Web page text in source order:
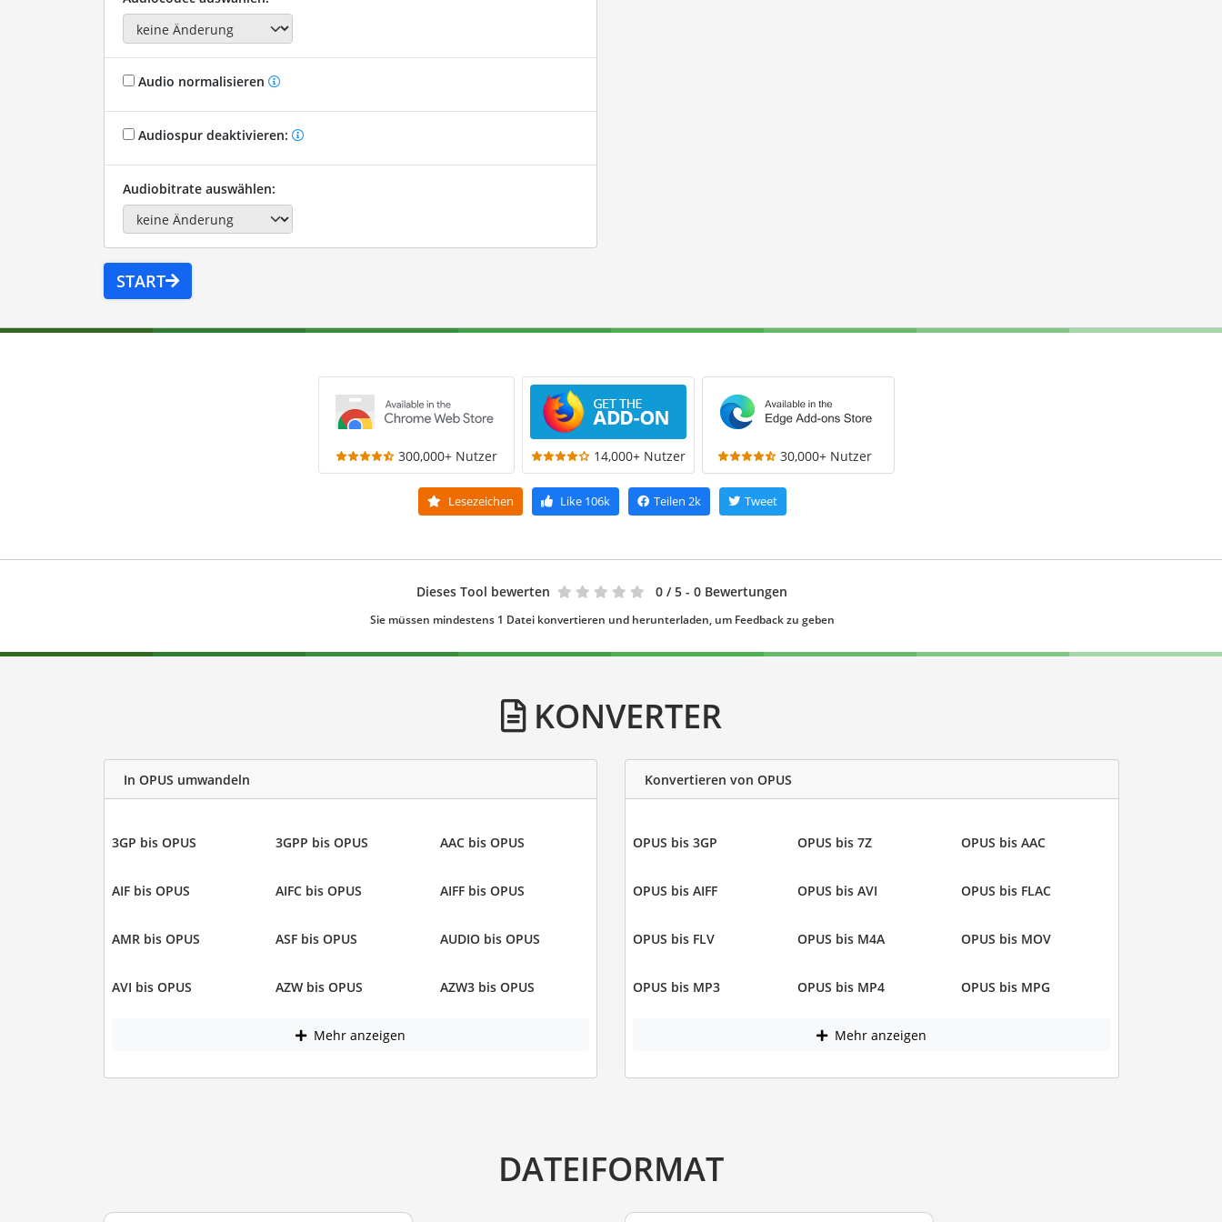
Audio normalisieren
Audiospur deaktivieren:
Audiobitrate auswählen:
START
300,000+ Nutzer 14,000+ Nutzer 30,000+ Nutzer
Lesezeichen Like106k Teilen 2k Tweet
Dieses Tool bewerten 0 / 5 - 0 Bewertungen
Sie müssen mindestens 1 Datei konvertieren und herunterladen, um Feedback zu geben
KONVERTER
In OPUS umwandeln
3GP bis OPUS 3GPP bis OPUS AAC bis OPUS
AIF bis OPUS AIFC bis OPUS AIFF bis OPUS
AMR bis OPUS ASF bis OPUS AUDIO bis OPUS
AVI bis OPUS AZW bis OPUS AZW3 bis OPUS
Mehr anzeigen
Konvertieren von OPUS
OPUS bis 3GP OPUS bis 7Z OPUS bis AAC
OPUS bis AIFF OPUS bis AVI OPUS bis FLAC
OPUS bis FLV OPUS bis M4A OPUS bis MOV
OPUS bis MP3 OPUS bis MP4 OPUS bis MPG
Mehr anzeigen
DATEIFORMAT